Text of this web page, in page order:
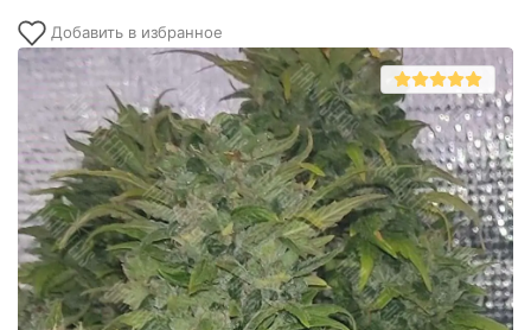
Добавить в избранное